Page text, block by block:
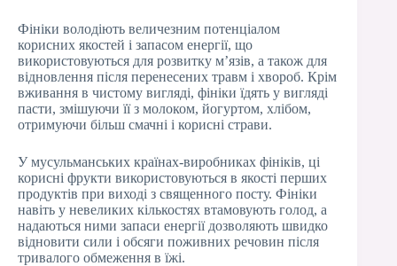
Фініки володіють величезним потенціалом
корисних якостей і запасом енергії, що
використовуються для розвитку м’язів, а також для
відновлення після перенесених травм і хвороб. Крім
вживання в чистому вигляді, фініки їдять у вигляді
пасти, змішуючи її з молоком, йогуртом, хлібом,
отримуючи більш смачні і корисні страви.
У мусульманських країнах-виробниках фініків, ці
корисні фрукти використовуються в якості перших
продуктів при виході з священного посту. Фініки
навіть у невеликих кількостях втамовують голод, а
надаються ними запаси енергії дозволяють швидко
відновити сили і обсяги поживних речовин після
тривалого обмеження в їжі.